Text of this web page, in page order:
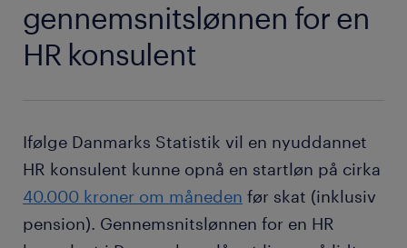
gennemsnitslønnen for en
HR konsulent
Ifølge Danmarks Statistik vil en nyuddannet
HR konsulent kunne opnå en startløn på cirka
40.000 kroner om måneden før skat (inklusiv
pension). Gennemsnitslønnen for en HR